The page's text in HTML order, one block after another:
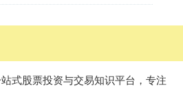
式股票投资与交易知识平台，专注